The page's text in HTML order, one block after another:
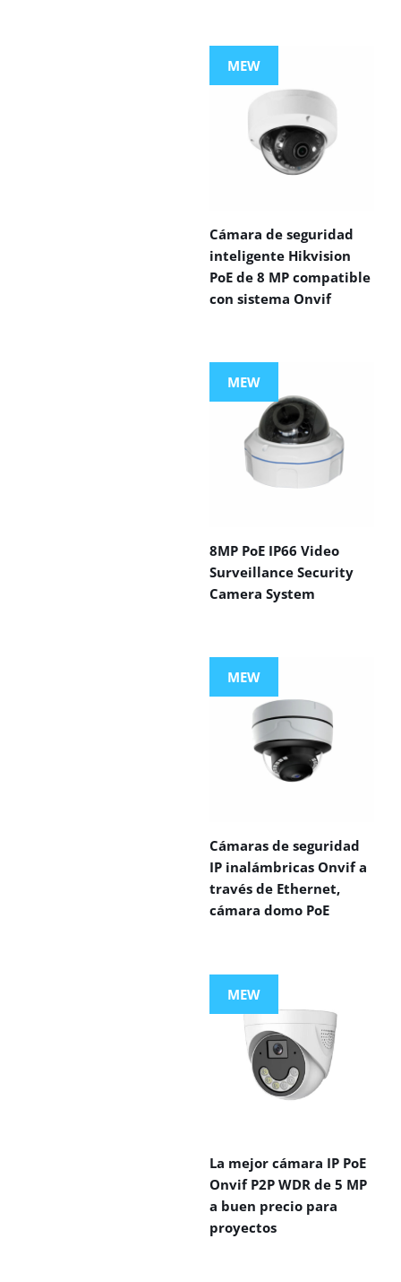
MEW
Cámara de seguridad
inteligente Hikvision
PoE de 8 MP compatible
con sistema Onvif
MEW
8MP PoE IP66 Video
Surveillance Security
Camera System
MEW
Cámaras de seguridad
IP inalámbricas Onvif a
través de Ethernet,
cámara domo PoE
MEW
La mejor cámara IP PoE
Onvif P2P WDR de 5 MP
a buen precio para
proyectos